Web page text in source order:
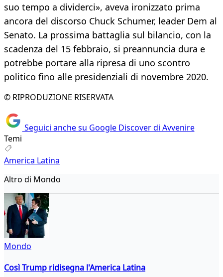
suo tempo a dividerci», aveva ironizzato prima
ancora del discorso Chuck Schumer, leader Dem al
Senato. La prossima battaglia sul bilancio, con la
scadenza del 15 febbraio, si preannuncia dura e
potrebbe portare alla ripresa di uno scontro
politico fino alle presidenziali di novembre 2020.
© RIPRODUZIONE RISERVATA
Seguici anche su Google Discover di Avvenire
Temi
America Latina
Altro di Mondo
Mondo
Così Trump ridisegna l'America Latina